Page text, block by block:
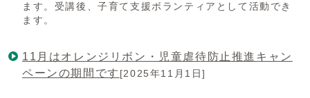
ます。受講後、子育て支援ボランティアとして活動でき
ます。
11月はオレンジリボン・児童虐待防止推進キャン
ペーンの期間です [2025年11月1日]